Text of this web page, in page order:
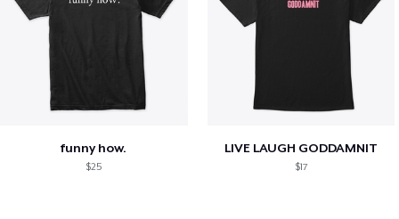
funny how.
$25
LIVE LAUGH GODDAMNIT
$17